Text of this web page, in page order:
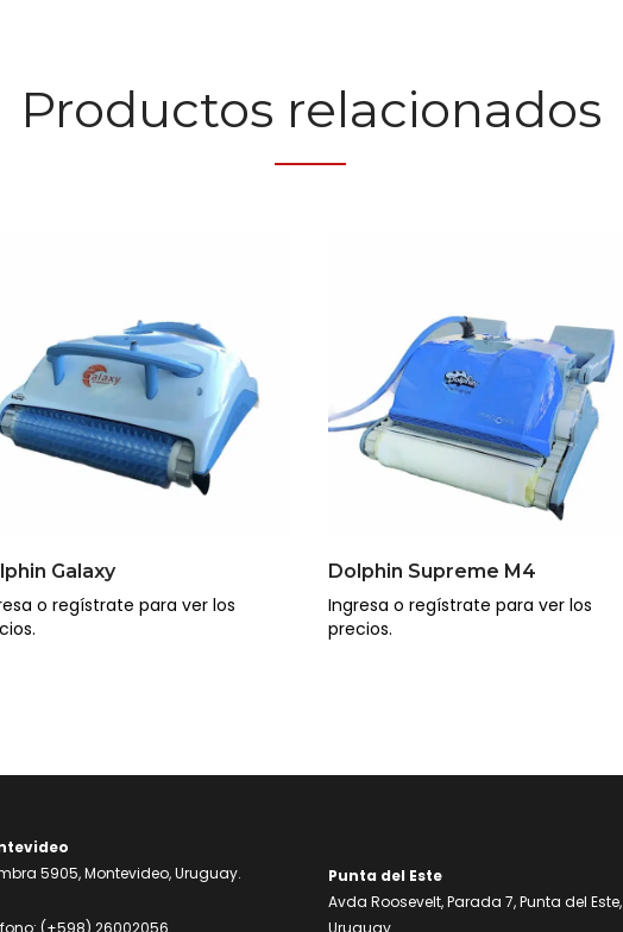
Productos relacionados
Galaxy
o regístrate para ver los
Dolphin Supreme M4
Ingresa o regístrate para ver los
precios.
5905, Montevideo, Uruguay.
(+598) 26002056
Punta del Este
Avda Roosevelt, Parada 7, Punta del Este,
Uruguay.